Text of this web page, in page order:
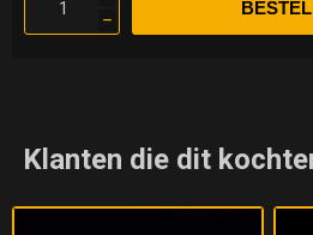
h
Klanten die dit